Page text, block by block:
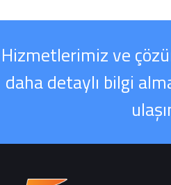
Hizmetlerimiz ve
daha detaylı bilgi